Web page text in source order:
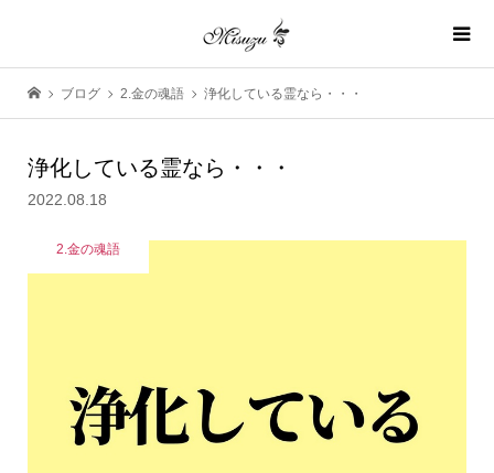
ブログ 2.金の魂語 浄化している霊なら・・・
浄化している霊なら・・・
2022.08.18
2.金の魂語